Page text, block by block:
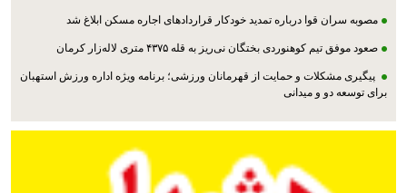
مصوبه سران قوا درباره تمدید خودکار قراردادهای اجاره مسکن ابلاغ شد
صعود موفق تیم کوهنوردی بختگان نی‌ریز به قله ۴۳۷۵ متری لاله‌زار کرمان
پیگیری مشکلات و حمایت از قهرمانان ورزشی؛ برنامه ویژه اداره ورزش استهبان
برای توسعه دو و میدانی